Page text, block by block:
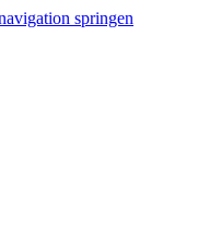
springen